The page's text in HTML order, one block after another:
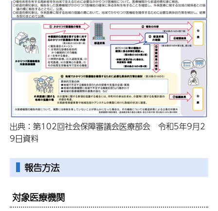
出典：第102回社会保障審議会医療部会 令和5年9月2
9日資料
報告方法
対象医療機関